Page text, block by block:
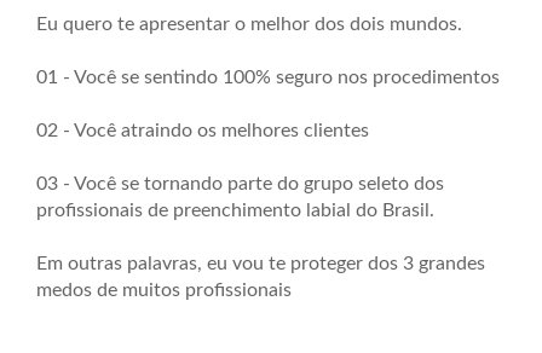
Eu quero te apresentar o melhor dos dois mundos.
01 - Você se sentindo 100% seguro nos procedimentos
02 - Você atraindo os melhores clientes
03 - Você se tornando parte do grupo seleto dos
profissionais de preenchimento labial do Brasil.
Em outras palavras, eu vou te proteger dos 3 grandes
medos de muitos profissionais